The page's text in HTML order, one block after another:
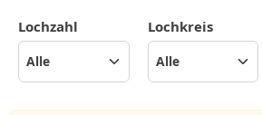
Lochzahl Lochkreis